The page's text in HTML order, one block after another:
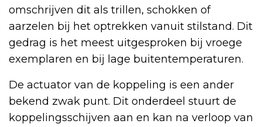
omschrijven dit als trillen, schokken of
aarzelen bij het optrekken vanuit stilstand. Dit
gedrag is het meest uitgesproken bij vroege
exemplaren en bij lage buitentemperaturen.
De actuator van de koppeling is een ander
bekend zwak punt. Dit onderdeel stuurt de
koppelingsschijven aan en kan na verloop van